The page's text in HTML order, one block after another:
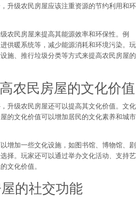
升级农民房屋应该注重资源的节约利用和环
农民房屋来提高其能源效率和环保性。例
供暖系统等，减少能源消耗和环境污染。玩
施、推行垃圾分类等方式来提高农民房屋的
农民房屋的文化价值
升级农民房屋还可以提高其文化价值。文化
的文化价值可以增加居民的文化素养和城市
增加一些文化设施，如图书馆、博物馆、剧
择。玩家还可以通过举办文化活动、支持艺
文化价值。
的社交功能